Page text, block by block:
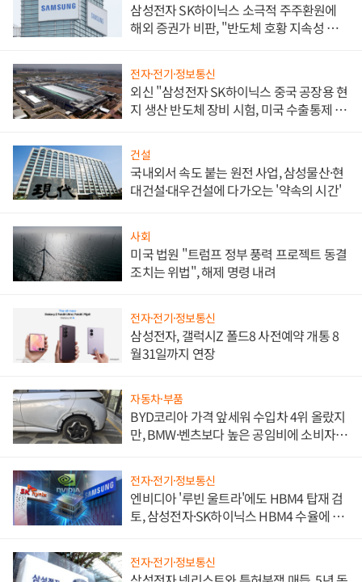
삼성전자 SK하이닉스 소극적 주주환원에
해외 증권가 비판, "반도체 호황 지속성 의
전자·전기·정보통신
외신 "삼성전자 SK하이닉스 중국 공장용 현
지 생산 반도체 장비 시험, 미국 수출통제 대
건설
국내외서 속도 붙는 원전 사업, 삼성물산·현
대건설·대우건설에 다가오는 '약속의 시간'
사회
미국 법원 "트럼프 정부 풍력 프로젝트 동결
조치는 위법", 해제 명령 내려
전자·전기·정보통신
삼성전자, 갤럭시Z 폴드8 사전예약 개통 8
월31일까지 연장
자동차·부품
BYD코리아 가격 앞세워 수입차 4위 올랐지
만, BMW·벤츠보다 높은 공임비에 소비자
전자·전기·정보통신
엔비디아 '루빈 울트라'에도 HBM4 탑재 검
토, 삼성전자·SK하이닉스 HBM4 수율에 주
전자·전기·정보통신